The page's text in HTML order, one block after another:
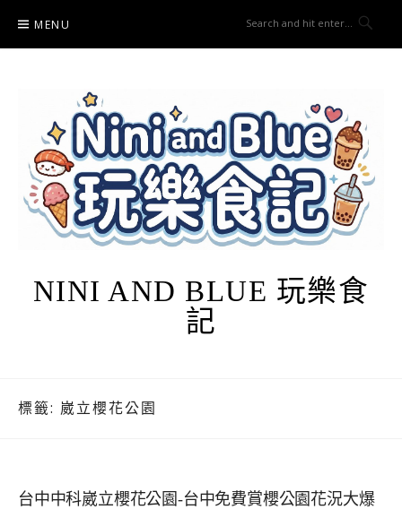
content
MENU
NINI AND BLUE 玩樂食
記
標籤: 崴立櫻花公園
台中中科崴立櫻花公園-台中免費賞櫻公園花況大爆